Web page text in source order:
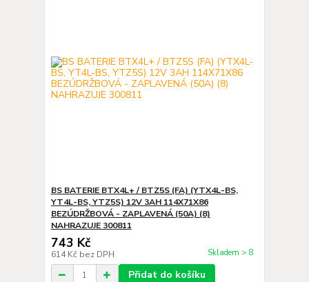
BS BATERIE BTX4L+ / BTZ5S (FA) (YTX4L-BS,
YT4L-BS, YTZ5S) 12V 3AH 114X71X86
BEZÚDRŽBOVÁ - ZAPLAVENÁ (50A) (8)
NAHRAZUJE 300811
743 Kč
614 Kč bez DPH Skladem > 8
Přidat do košíku